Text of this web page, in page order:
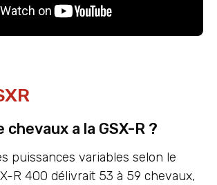
chevaux a la GSX-R ?
puissances variables selon le
R 400 délivrait 53 à 59 chevaux,